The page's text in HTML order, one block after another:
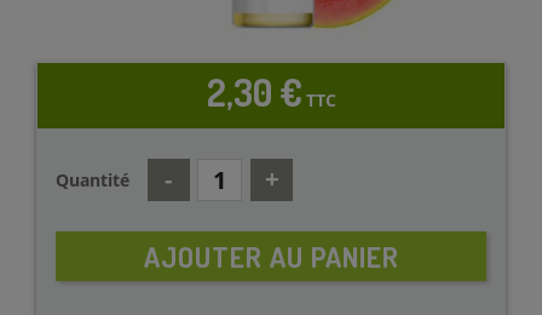
2,30 € TTC
Quantité
AJOUTER AU PANIER